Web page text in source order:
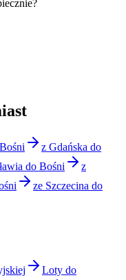
z Gdańska do
do Bośni
z
ze Szczecina do
Loty do